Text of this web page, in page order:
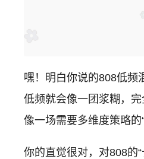
嘿！明白你说的808低频
低频就会像一团浆糊，
像一场需要多维度策略的“
你的直觉很对，对808的